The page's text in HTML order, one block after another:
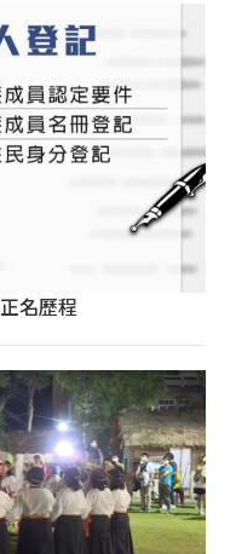
名歷程